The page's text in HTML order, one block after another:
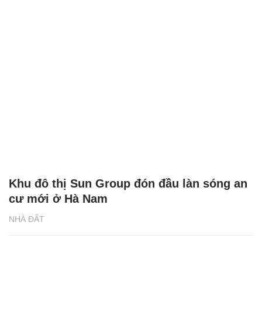
NHÀ ĐẤT
Khu đô thị Sun Group đón đầu làn sóng an
cư mới ở Hà Nam